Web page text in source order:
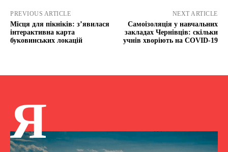
PREVIOUS ARTICLE
Місця для пікніків: з’явилася
інтерактивна карта
буковинських локацій
NEXT ARTICLE
Самоізоляція у навчальних
закладах Чернівців: скільки
учнів хворіють на COVID-19
Я